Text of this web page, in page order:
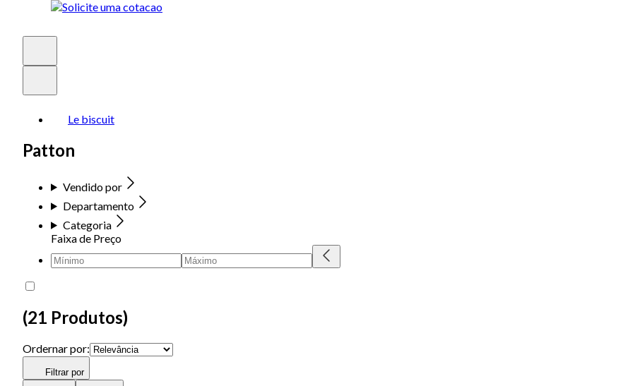
Le biscuit
Patton
Vendido por
Departamento
Categoria
Faixa de Preço
(21 Produtos)
Ordernar por:
Filtrar por